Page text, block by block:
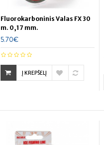
Fluorokarboninis Valas FX 30
m. 0,17 mm.
5.70€
Į KREPŠELĮ